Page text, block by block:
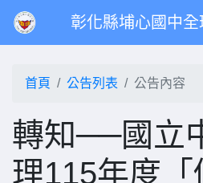
彰化縣埔心國中全
首頁 公告列表 公告內容
轉知──國立
理115年度「